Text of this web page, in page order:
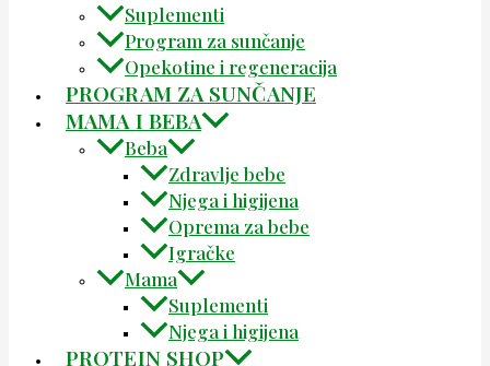
Suplementi
Program za sunčanje
Opekotine i regeneracija
PROGRAM ZA SUNČANJE
MAMA I BEBA
Beba
Zdravlje bebe
Njega i higijena
Oprema za bebe
Igračke
Mama
Suplementi
Njega i higijena
PROTEIN SHOP